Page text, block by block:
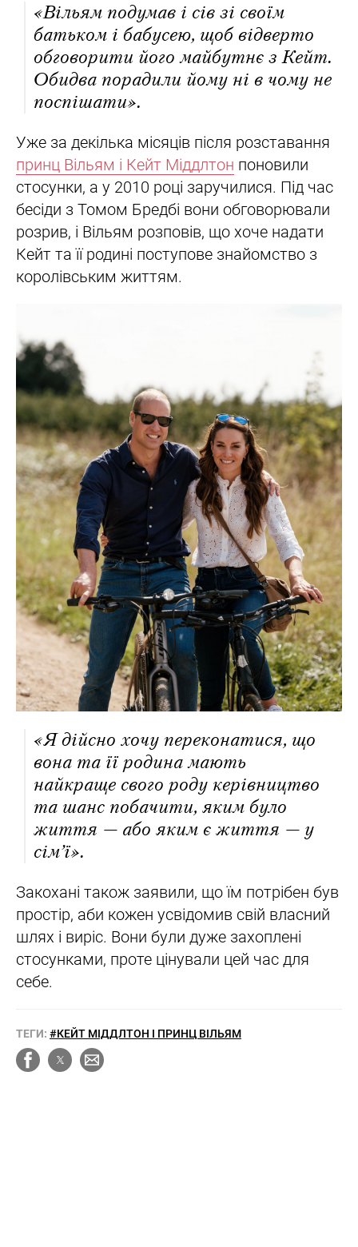
«Вільям подумав і сів зі своїм
батьком і бабусею, щоб відверто
обговорити його майбутнє з Кейт.
Обидва порадили йому ні в чому не
поспішати».
Уже за декілька місяців після розставання
принц Вільям і Кейт Міддлтон поновили
стосунки, а у 2010 році заручилися. Під час
бесіди з Томом Бредбі вони обговорювали
розрив, і Вільям розповів, що хоче надати
Кейт та її родині поступове знайомство з
королівським життям.
«Я дійсно хочу переконатися, що
вона та її родина мають
найкраще свого роду керівництво
та шанс побачити, яким було
життя — або яким є життя — у
сім’ї».
Закохані також заявили, що їм потрібен був
простір, аби кожен усвідомив свій власний
шлях і виріс. Вони були дуже захоплені
стосунками, проте цінували цей час для
себе.
ТЕГИ: #КЕЙТ МІДДЛТОН І ПРИНЦ ВІЛЬЯМ